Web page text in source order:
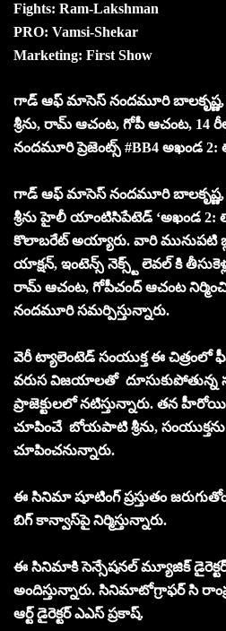
Fights: Ram-Lakshman
PRO: Vamsi-Shekar
Marketing: First Show
గాడ్ ఆఫ్ మాసెస్ నందమూరి
శ్రీను, రామ్ ఆచంట, గోపీ ఆచంట, 14
నందమూరి ప్రెజెంట్స్ #BB4 అఖండ 2:
గాడ్ ఆఫ్ మాసెస్ నందమూరి
శ్రీను హైలీ యాంటిసిపేటెడ్ ‘అఖండ 2:
కొలాబరేట్ అయ్యారు. వారి మునుపటి
యాక్షన్, ఇంటెన్స్ నెక్స్ట్ లెవల్ కి
రామ్ ఆచంట, గోపీచంద్ ఆచంట
నందమూరి సమర్పిస్తున్నారు.
వెరీ ట్యాలెంటెడ్ సంయుక్త ఈ
వరుస విజయాలతో దూసుకుపోతున్న
ప్రాజెక్టులలో నటిస్తున్నారు. తన
చూపించే బోయపాటి శ్రీను,
చూపించనున్నారు.
ఈ సినిమా షూటింగ్ ప్రస్తుతం
బిగ్ కాన్వాస్‌పై నిర్మిస్తున్నారు.
ఈ సినిమాకి సెన్సేషనల్ మ్యూజిక్
అందిస్తున్నారు. సినిమాటోగ్రాఫర్ సి
ఆర్ట్ డైరెక్టర్ ఎఎస్ ప్రకాష్.